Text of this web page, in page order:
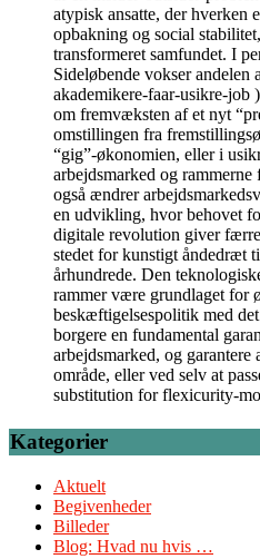
atypisk ansatte, der
opbakning og social
transformeret samfundet. I
Sideløbende vokser
akademikere-faar-usikre-job
om fremvæksten af et nyt
omstillingen fra
“gig”-økonomien, eller i
arbejdsmarked og
også ændrer
en udvikling, hvor behovet
digitale revolution giver
stedet for kunstigt åndedræt
århundrede. Den
rammer være grundlaget for
beskæftigelsespolitik med
borgere en fundamental
arbejdsmarked, og
område, eller ved selv at
substitution for flexicurity-
Kategorier
Aktuelt
Begivenheder
Billeder
Blog: Hvad nu hvis …